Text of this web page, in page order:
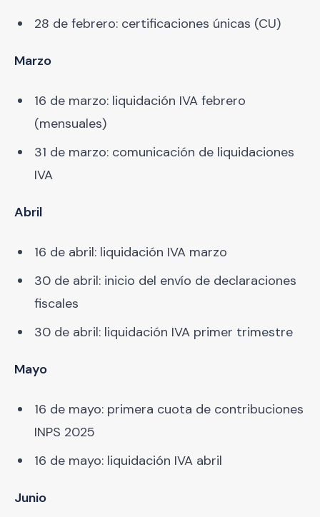
28 de febrero: certificaciones únicas (CU)
Marzo
16 de marzo: liquidación IVA febrero
(mensuales)
31 de marzo: comunicación de liquidaciones
IVA
Abril
16 de abril: liquidación IVA marzo
30 de abril: inicio del envío de declaraciones
fiscales
30 de abril: liquidación IVA primer trimestre
Mayo
16 de mayo: primera cuota de contribuciones
INPS 2025
16 de mayo: liquidación IVA abril
Junio